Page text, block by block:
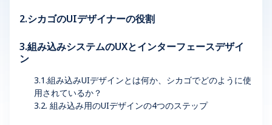
2.シカゴのUIデザイナーの役割
3.組み込みシステムのUXとインターフェースデザイ
ン
3.1.組み込みUIデザインとは何か、シカゴでどのように使
用されているか？
3.2. 組み込み用のUIデザインの4つのステップ